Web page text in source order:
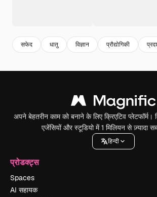
सफेद धातु विज्ञान प्रौद्योगिकी
अपने बेहतरीन काम को बनाने के लिए क्रिएटिव प्लेटफॉर्म।
एजेंसियों और स्टूडियो में 1 मिलियन से ज़्यादा
हिन्दी
प्रोडक्ट्स
Spaces
AI सहायक